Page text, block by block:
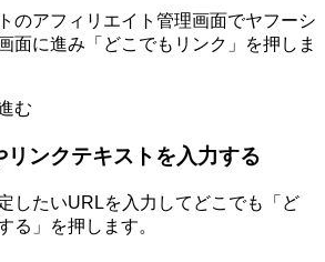
のアフィリエイト管理画面でヤフーシ
面に進み「どこでもリンク」を押しま
ンクテキストを入力する
したいURLを入力してどこでも「ど
る」を押します。